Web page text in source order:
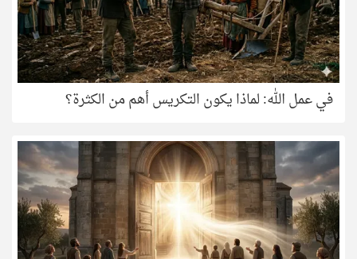
في عمل الله: لماذا يكون التكريس أهم من الكثرة؟